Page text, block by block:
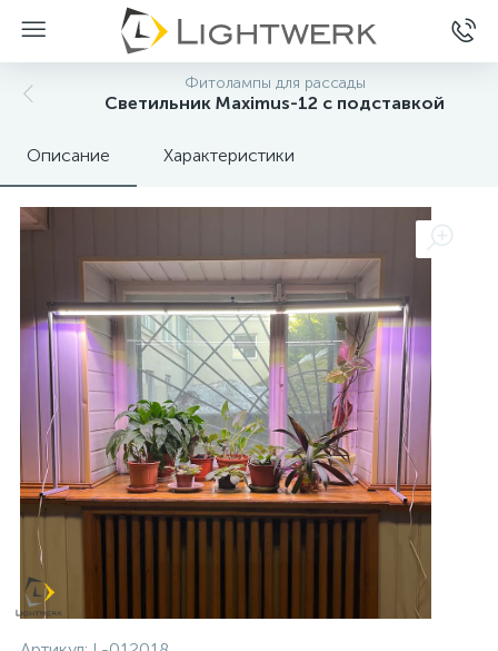
Фитолампы для рассады
Светильник Maximus-12 с подставкой
Описание Характеристики